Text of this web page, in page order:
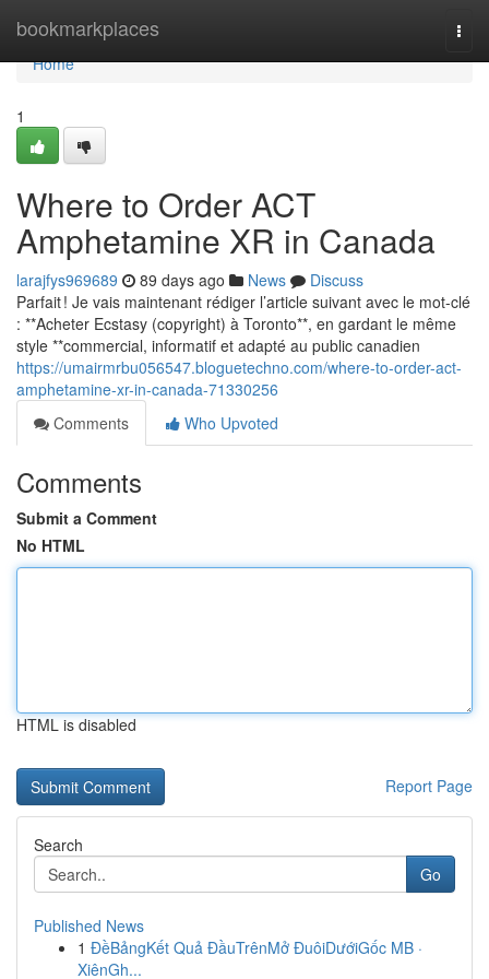
bookmarkplaces
Home
Home
1
Where to Order ACT
Amphetamine XR in Canada
larajfys969689 89 days ago News
Discuss
Parfait ! Je vais maintenant rédiger l’article suivant avec le mot-clé
: **Acheter Ecstasy (copyright) à Toronto**, en gardant le même
style **commercial, informatif et adapté au public canadien
https://umairmrbu056547.bloguetechno.com/where-to-order-act-
amphetamine-xr-in-canada-71330256
Comments
Who Upvoted
Comments
Submit a Comment
No HTML
HTML is disabled
Report Page
Search
Go
Published News
1 ĐềBảngKết Quả ĐầuTrênMở ĐuôiDướiGốc MB ·
XiênGh...